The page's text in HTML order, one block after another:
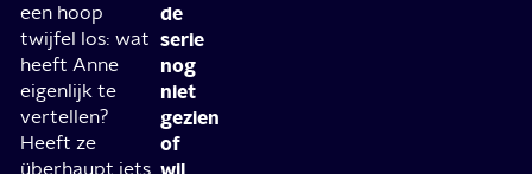
een hoop
twijfel los: wat
heeft Anne
eigenlijk te
vertellen?
Heeft ze
überhaupt iets
de
serie
nog
niet
gezien
of